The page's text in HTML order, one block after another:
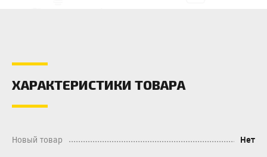
ХАРАКТЕРИСТИКИ ТОВАРА
Новый товар Нет